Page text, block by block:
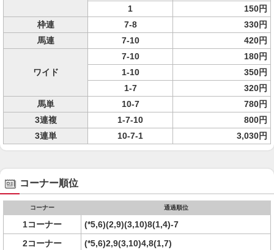
1
150円
枠連
7-8
330円
馬連
7-10 420円
ワイド
7-10
180円
1-10
350円
1-7
320円
馬単
10-7
780円
3連複
1-7-10
800円
3連単
10-7-1 3,030円
コーナー順位
コーナー 通過順位
1コーナー
(*5,6)(2,9)(3,10)8(1,4)-7
2コーナー
(*5,6)2,9(3,10)4,8(1,7)